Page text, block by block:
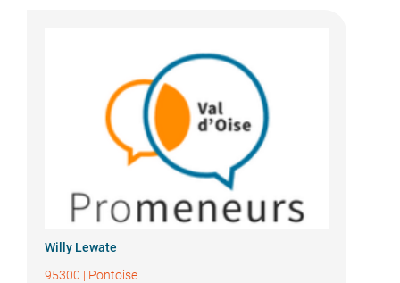
Willy Lewate
95300 | Pontoise